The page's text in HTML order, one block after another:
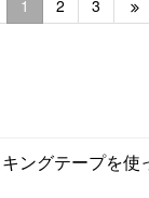
1 2 3
ングテープを